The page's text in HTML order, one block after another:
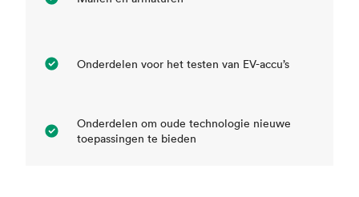
Onderdelen voor het testen van EV-accu’s
Onderdelen om oude technologie nieuwe
toepassingen te bieden